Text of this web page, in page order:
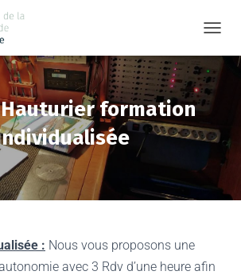
formation
: Nous vous proposons une
avec 3 Rdv d’une heure afin